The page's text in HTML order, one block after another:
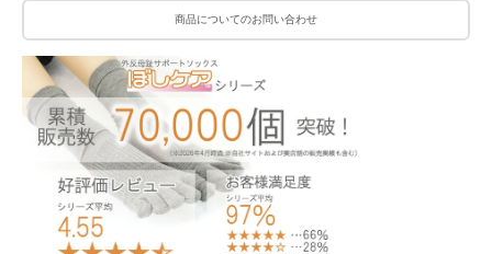
商品についてのお問い合わせ